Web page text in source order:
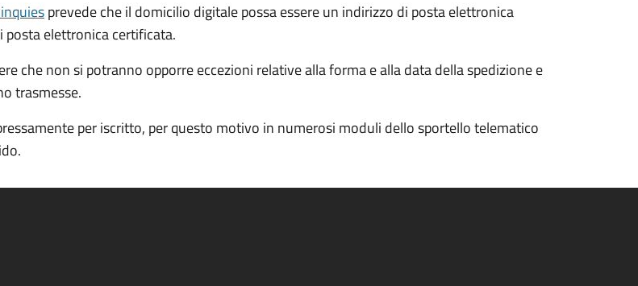
prevede che il domicilio digitale possa essere un indirizzo di posta elettronica
posta elettronica certificata.
che non si potranno opporre eccezioni relative alla forma e alla data della spedizione e
trasmesse.
per iscritto, per questo motivo in numerosi moduli dello sportello telematico